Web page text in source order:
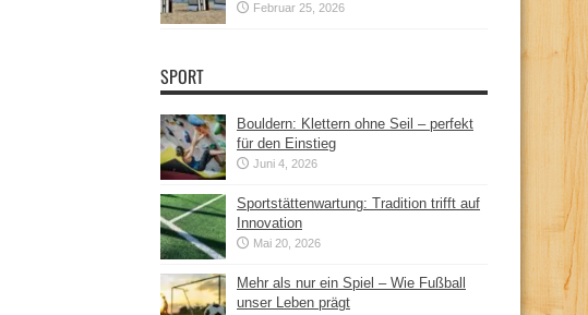
Februar 25, 2026
SPORT
Bouldern: Klettern ohne Seil – perfekt
für den Einstieg
Juni 4, 2026
Sportstättenwartung: Tradition trifft auf
Innovation
Mai 20, 2026
Mehr als nur ein Spiel – Wie Fußball
unser Leben prägt